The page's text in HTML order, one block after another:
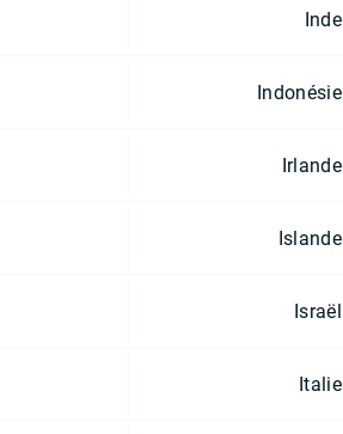
Inde
Indonésie
Irlande
Islande
Israël
Italie